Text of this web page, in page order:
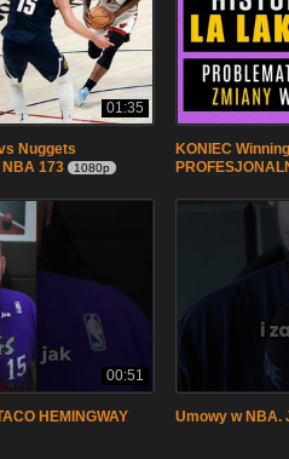
01:35
Nuggets
NBA 173
1080p
KONIEC
00:51
HEMINGWAY Umowy w NBA.